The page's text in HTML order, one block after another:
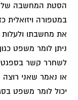
הסטת המחשבה של
במטפורה
את מחשבתו ולעלות
ניתן לומר משפט
לשחרר קשר
או נאמר שאני רוצה
יכול לומר משפט